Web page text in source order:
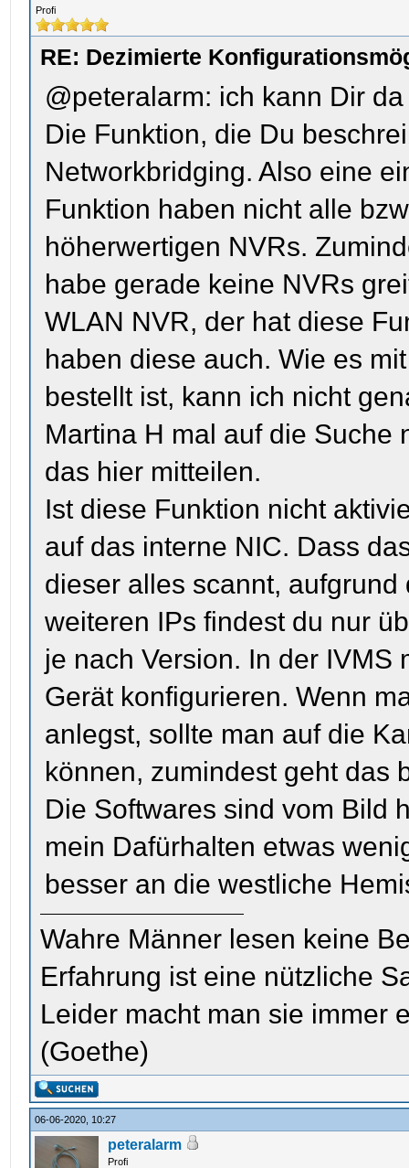
Profi
RE: Dezimierte
@peteralarm: ich kann Dir
Die Funktion, die Du
Networkbridging. Also eine
Funktion haben nicht alle
höherwertigen NVRs.
habe gerade keine NVRs
WLAN NVR, der hat diese
haben diese auch. Wie es
bestellt ist, kann ich nicht
Martina H mal auf die Suche
das hier mitteilen.
Ist diese Funktion nicht
auf das interne NIC. Dass
dieser alles scannt,
weiteren IPs findest du nur
je nach Version. In der
Gerät konfigurieren. Wenn
anlegst, sollte man auf die
können, zumindest geht das
Die Softwares sind vom Bild
mein Dafürhalten etwas
besser an die westliche
Wahre Männer lesen keine
Erfahrung ist eine nützliche
Leider macht man sie immer
(Goethe)
06-06-2020, 10:27
peteralarm
Profi